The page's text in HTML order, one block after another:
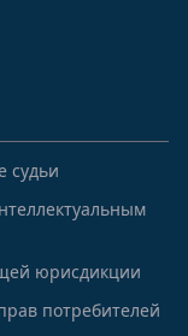
судьи
юрисдикции
потребителей